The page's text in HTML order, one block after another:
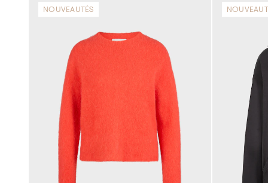
NOUVEAUTÉS